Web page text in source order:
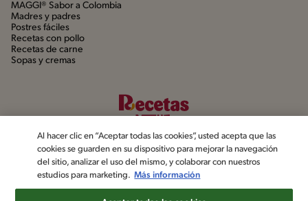
MAGGI® Sabor a Colombia
Madres y padres
Postres fáciles
Recetas con pollo
Recetas de carne
Sopas y cremas
Al hacer clic en “Aceptar todas las cookies”, usted acepta que las
cookies se guarden en su dispositivo para mejorar la navegación
del sitio, analizar el uso del mismo, y colaborar con nuestros
estudios para marketing. Más información